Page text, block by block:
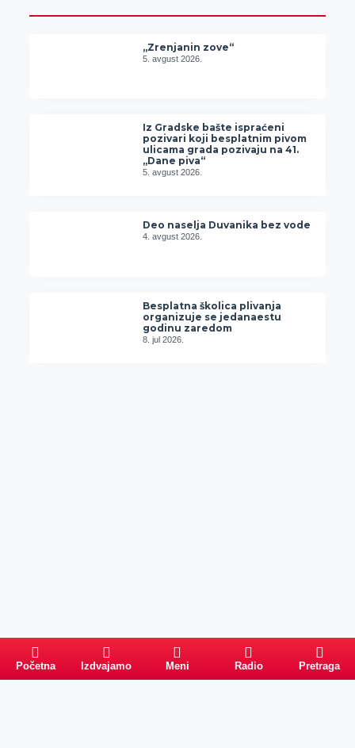
„Zrenjanin zove“
5. avgust 2026.
Iz Gradske bašte ispraćeni
pozivari koji besplatnim pivom
ulicama grada pozivaju na 41.
„Dane piva“
5. avgust 2026.
Deo naselja Duvanika bez vode
4. avgust 2026.
Besplatna školica plivanja
organizuje se jedanaestu
godinu zaredom
8. jul 2026.
Početna Izdvajamo Meni Radio Pretraga